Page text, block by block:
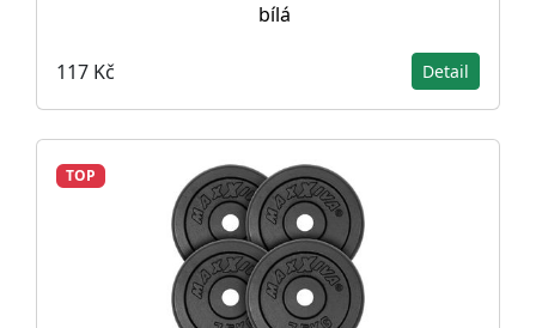
bílá
117 Kč Detail
TOP